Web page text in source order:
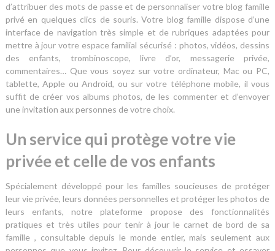
d’attribuer des mots de passe et de personnaliser votre blog famille
privé en quelques clics de souris. Votre blog famille dispose d’une
interface de navigation très simple et de rubriques adaptées pour
mettre à jour votre espace familial sécurisé : photos, vidéos, dessins
des enfants, trombinoscope, livre d’or, messagerie privée,
commentaires… Que vous soyez sur votre ordinateur, Mac ou PC,
tablette, Apple ou Android, ou sur votre téléphone mobile, il vous
suffit de créer vos albums photos, de les commenter et d’envoyer
une invitation aux personnes de votre choix.
Un service qui protège votre vie
privée et celle de vos enfants
Spécialement développé pour les familles soucieuses de protéger
leur vie privée, leurs données personnelles et protéger les photos de
leurs enfants, notre plateforme propose des fonctionnalités
pratiques et très utiles pour tenir à jour le carnet de bord de sa
famille , consultable depuis le monde entier, mais seulement aux